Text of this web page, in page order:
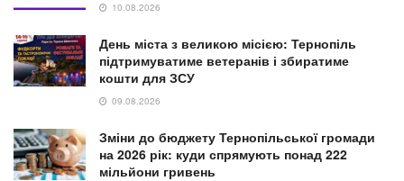
10.08.2026
День міста з великою місією: Тернопіль
підтримуватиме ветеранів і збиратиме
кошти для ЗСУ
09.08.2026
Зміни до бюджету Тернопільської громади
на 2026 рік: куди спрямують понад 222
мільйони гривень